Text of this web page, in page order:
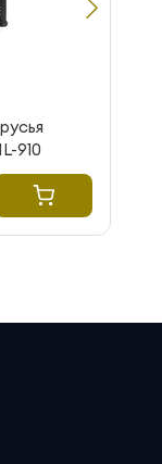
910